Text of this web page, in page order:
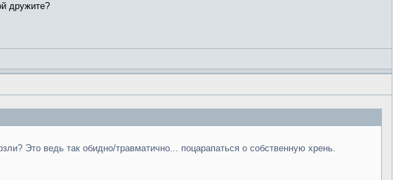
дружите?
Это ведь так обидно/травматично... поцарапаться о собственную хрень.